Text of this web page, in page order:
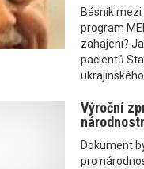
Básník mezi
program
zahájení?
pacientů
Výroční
Dokument
pro